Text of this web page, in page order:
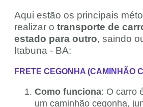
Aqui estão os principais
realizar o transporte de
estado para outro, saindo
Itabuna - BA:
FRETE CEGONHA (CAMINHÃO
Como funciona: O carro
um caminhão cegonha,